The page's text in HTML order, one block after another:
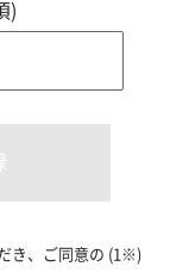
)
(※1)
き、ご同意の